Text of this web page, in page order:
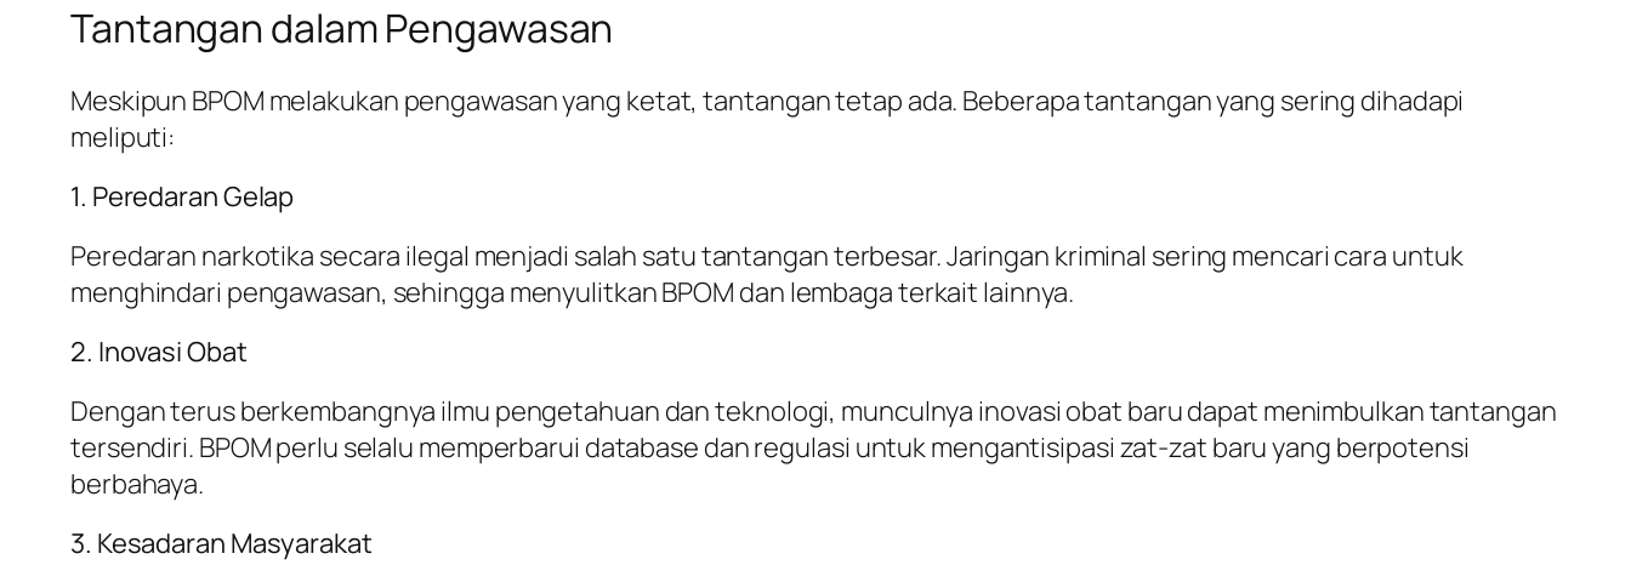
Tantangan dalam Pengawasan
Meskipun BPOM melakukan pengawasan yang ketat, tantangan tetap ada. Beberapa tantangan yang sering dihadapi
meliputi:
1. Peredaran Gelap
Peredaran narkotika secara ilegal menjadi salah satu tantangan terbesar. Jaringan kriminal sering mencari cara untuk
menghindari pengawasan, sehingga menyulitkan BPOM dan lembaga terkait lainnya.
2. Inovasi Obat
Dengan terus berkembangnya ilmu pengetahuan dan teknologi, munculnya inovasi obat baru dapat menimbulkan tantangan
tersendiri. BPOM perlu selalu memperbarui database dan regulasi untuk mengantisipasi zat-zat baru yang berpotensi
berbahaya.
3. Kesadaran Masyarakat